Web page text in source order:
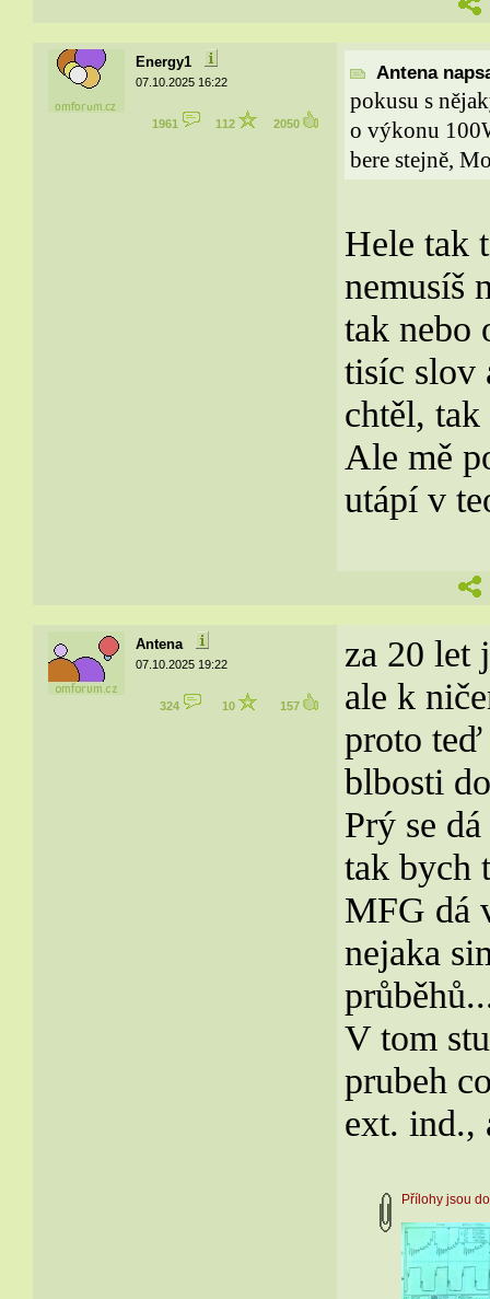
Energy1
07.10.2025 16:22
1961 112 2050
Antena
pokusu s
o výkonu
bere stejně,
Hele tak
nemusíš
tak nebo
tisíc slov
chtěl,
Ale mě
utápí v
Antena
07.10.2025 19:22
324 10 157
za 20 let
ale k
proto teď
blbosti
Prý se
tak bych
MFG dá
nejaka
V tom
prubeh
ext. ind.,
Přílohy jsou